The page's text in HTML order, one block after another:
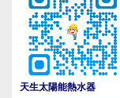
天生太陽能熱水器